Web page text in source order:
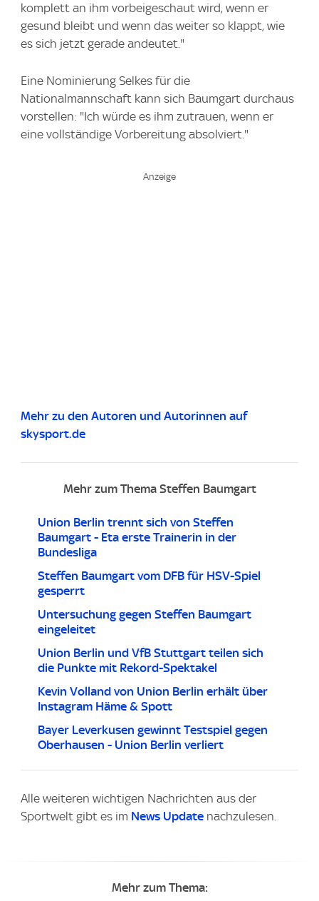
komplett an ihm vorbeigeschaut wird, wenn er
gesund bleibt und wenn das weiter so klappt, wie
es sich jetzt gerade andeutet."
Eine Nominierung Selkes für die
Nationalmannschaft kann sich Baumgart durchaus
vorstellen: "Ich würde es ihm zutrauen, wenn er
eine vollständige Vorbereitung absolviert."
Mehr zu den Autoren und Autorinnen auf
skysport.de
Mehr zum Thema Steffen Baumgart
Union Berlin trennt sich von Steffen
Baumgart - Eta erste Trainerin in der
Bundesliga
Steffen Baumgart vom DFB für HSV-Spiel
gesperrt
Untersuchung gegen Steffen Baumgart
eingeleitet
Union Berlin und VfB Stuttgart teilen sich
die Punkte mit Rekord-Spektakel
Kevin Volland von Union Berlin erhält über
Instagram Häme & Spott
Bayer Leverkusen gewinnt Testspiel gegen
Oberhausen - Union Berlin verliert
Alle weiteren wichtigen Nachrichten aus der
Sportwelt gibt es im News Update nachzulesen.
Mehr zum Thema: